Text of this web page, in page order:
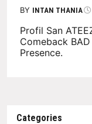
BY INTAN THANIA
Profil San
Comeback
Presence.
Categories